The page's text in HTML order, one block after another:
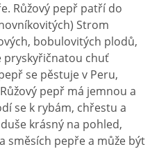
Růžový pepř patří do
Strom
bobulovitých plodů,
pryskyřičnatou chuť
se pěstuje v Peru,
pepř má jemnou a
se k rybám, chřestu a
krásný na pohled,
směsích pepře a může být